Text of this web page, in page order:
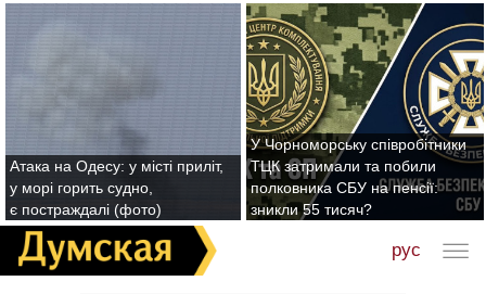
Атака на Одесу: у місті приліт,
у морі горить судно,
є постраждалі (фото)
У Чорноморську співробітники
ТЦК затримали та побили
полковника СБУ на пенсії:
зникли 55 тисяч?
рус